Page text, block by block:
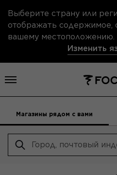
Выберите страну или
отображать содержимое,
вашему местоположению.
Изменить
Открыть меню
Магазины рядом с вами